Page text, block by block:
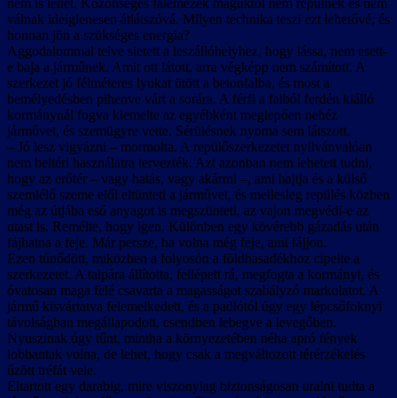
nem is lehet. Közönséges falemezek maguktól nem repülnek és nem
válnak ideiglenesen átlátszóvá. Milyen technika teszi ezt lehetővé, és
honnan jön a szükséges energia?
Aggodalommal telve sietett a leszállóhelyhez, hogy lássa, nem esett-
e baja a járműnek. Amit ott látott, arra végképp nem számított. A
szerkezet jó félméteres lyukat ütött a betonfalba, és most a
bemélyedésben pihenve várt a sorára. A férfi a falból ferdén kiálló
kormánynál fogva kiemelte az egyébként meglepően nehéz
járművet, és szemügyre vette. Sérülésnek nyoma sem látszott.
– Jó lesz vigyázni – mormolta. A repülőszerkezetet nyilvánvalóan
nem beltéri használatra tervezték. Azt azonban nem lehetett tudni,
hogy az erőtér – vagy hatás, vagy akármi –, ami hajtja és a külső
szemlélő szeme elől eltünteti a járművet, és mellesleg repülés közben
még az útjába eső anyagot is megszünteti, az vajon megvédi-e az
utast is. Remélte, hogy igen. Különben egy kövérebb gázadás után
fájhatna a feje. Már persze, ha volna még feje, ami fájjon.
Ezen tűnődött, miközben a folyosón a földhasadékhoz cipelte a
szerkezetet. A talpára állította, fellépett rá, megfogta a kormányt, és
óvatosan maga felé csavarta a magasságot szabályzó markolatot. A
jármű kisvártatva felemelkedett, és a padlótól úgy egy lépcsőfoknyi
távolságban megállapodott, csendben lebegve a levegőben.
Nyuszinak úgy tűnt, mintha a környezetében néha apró fények
lobbantak volna, de lehet, hogy csak a megváltozott térérzékelés
űzött tréfát vele.
Eltartott egy darabig, mire viszonylag biztonságosan uralni tudta a